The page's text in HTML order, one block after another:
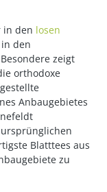
in den losen
den
zeigt
orthodoxe
Anbaugebietes
Blatttees aus
zu